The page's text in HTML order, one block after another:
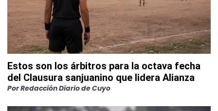
Estos son los árbitros para la octava fecha
del Clausura sanjuanino que lidera Alianza
PorRedacción Diario de Cuyo